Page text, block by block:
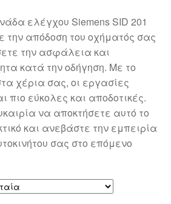
ελέγχου Siemens SID 201
την απόδοση του οχήματός σας
την ασφάλεια και
κατά την οδήγηση. Με το
χέρια σας, οι εργασίες
πιο εύκολες και αποδοτικές.
να αποκτήσετε αυτό το
και ανεβάστε την εμπειρία
σας στο επόμενο